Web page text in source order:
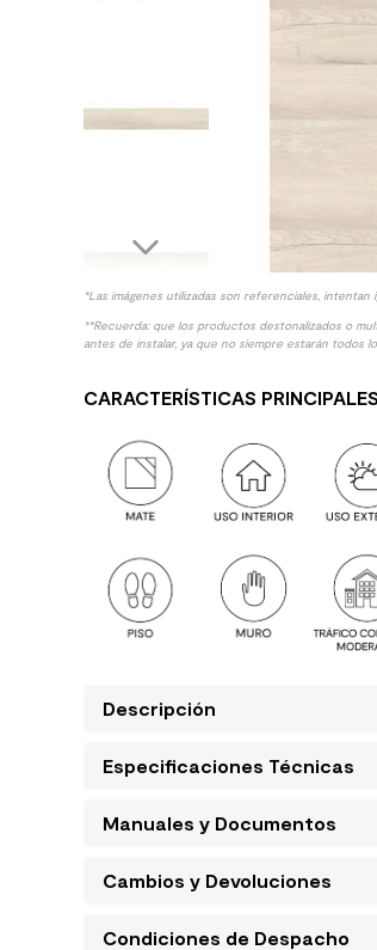
*Las imágenes utilizadas son referenciales,
**Recuerda: que los productos destonalizados o
antes de instalar, ya que no siempre estarán todos
CARACTERÍSTICAS PRINCIPALES
Descripción
Especificaciones Técnicas
Manuales y Documentos
Cambios y Devoluciones
Condiciones de Despacho